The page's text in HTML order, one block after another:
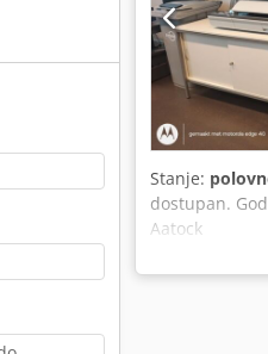
Stanje:
dostupan.
Aatock